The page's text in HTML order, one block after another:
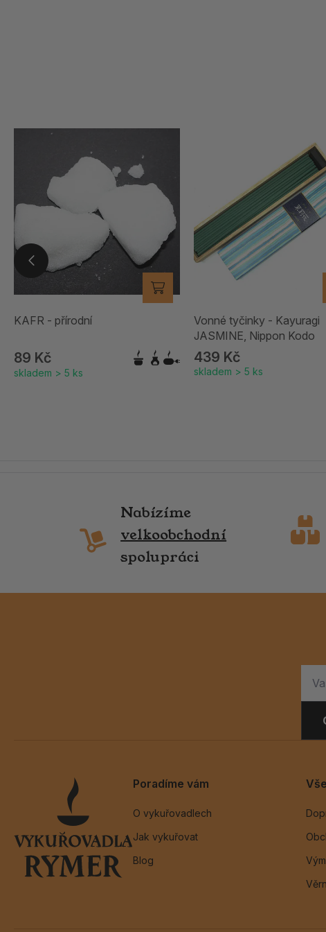
KAFR - přírodní
89 Kč
skladem > 5 ks
Vonné tyčinky - Kayuragi
JASMINE, Nippon Kodo
439 Kč
skladem > 5 ks
Nabízíme
velkoobchodní
spolupráci
Poradíme vám
O vykuřovadlech
Jak vykuřovat
Blog